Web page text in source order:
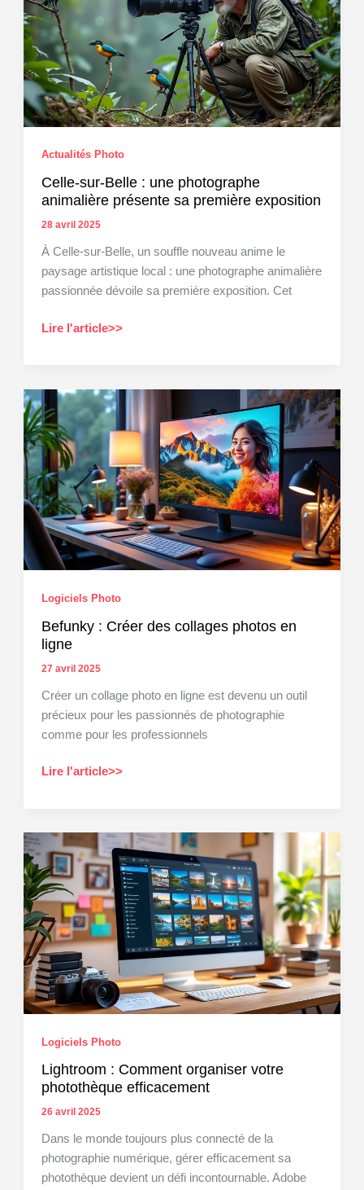
les
photographies
d’Erwan
Carmé
au
CoWorcenx
Morcenx-
la-
Nouvelle
Actualités Photo
Celle-sur-Belle : une photographe
animalière présente sa première exposition
28 avril 2025
À Celle-sur-Belle, un souffle nouveau anime le
paysage artistique local : une photographe animalière
passionnée dévoile sa première exposition. Cet
Celle-
une
photographe
animalière
présente
sa
première
exposition
Lire l'article>>
Logiciels Photo
Befunky : Créer des collages photos en
ligne
27 avril 2025
Créer un collage photo en ligne est devenu un outil
précieux pour les passionnés de photographie
comme pour les professionnels
Befunky
des
collages
photos
en
ligne
Lire l'article>>
Logiciels Photo
Lightroom : Comment organiser votre
photothèque efficacement
26 avril 2025
Dans le monde toujours plus connecté de la
photographie numérique, gérer efficacement sa
photothèque devient un défi incontournable. Adobe